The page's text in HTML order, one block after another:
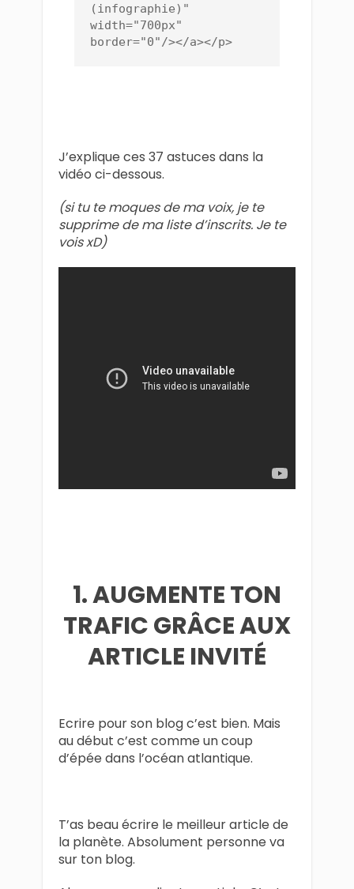
(infographie)"
width="700px"
border="0"/></a></p>
J’explique ces 37 astuces dans la
vidéo ci-dessous.
(si tu te moques de ma voix, je te
supprime de ma liste d’inscrits. Je te
vois xD)
1. AUGMENTE TON
TRAFIC GRÂCE AUX
ARTICLE INVITÉ
Ecrire pour son blog c’est bien. Mais
au début c’est comme un coup
d’épée dans l’océan atlantique.
T’as beau écrire le meilleur article de
la planète. Absolument personne va
sur ton blog.